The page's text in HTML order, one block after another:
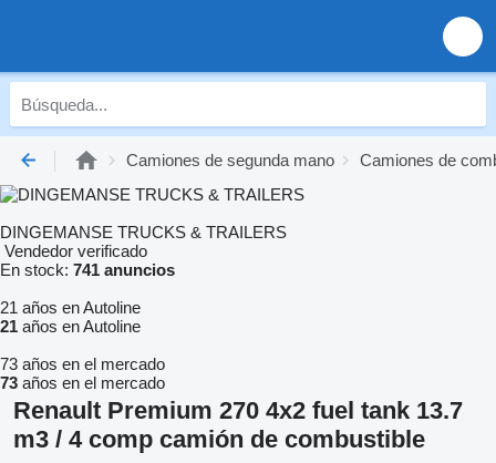
Camiones de segunda mano Camiones de
DINGEMANSE TRUCKS & TRAILERS
Vendedor verificado
En stock: 741 anuncios
21 años en Autoline
21 años en Autoline
73 años en el mercado
73 años en el mercado
Renault Premium 270 4x2 fuel tank 13.7
m3 / 4 comp camión de combustible